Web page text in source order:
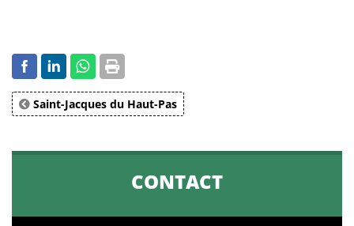
Saint-Jacques du Haut-Pas
CONTACT